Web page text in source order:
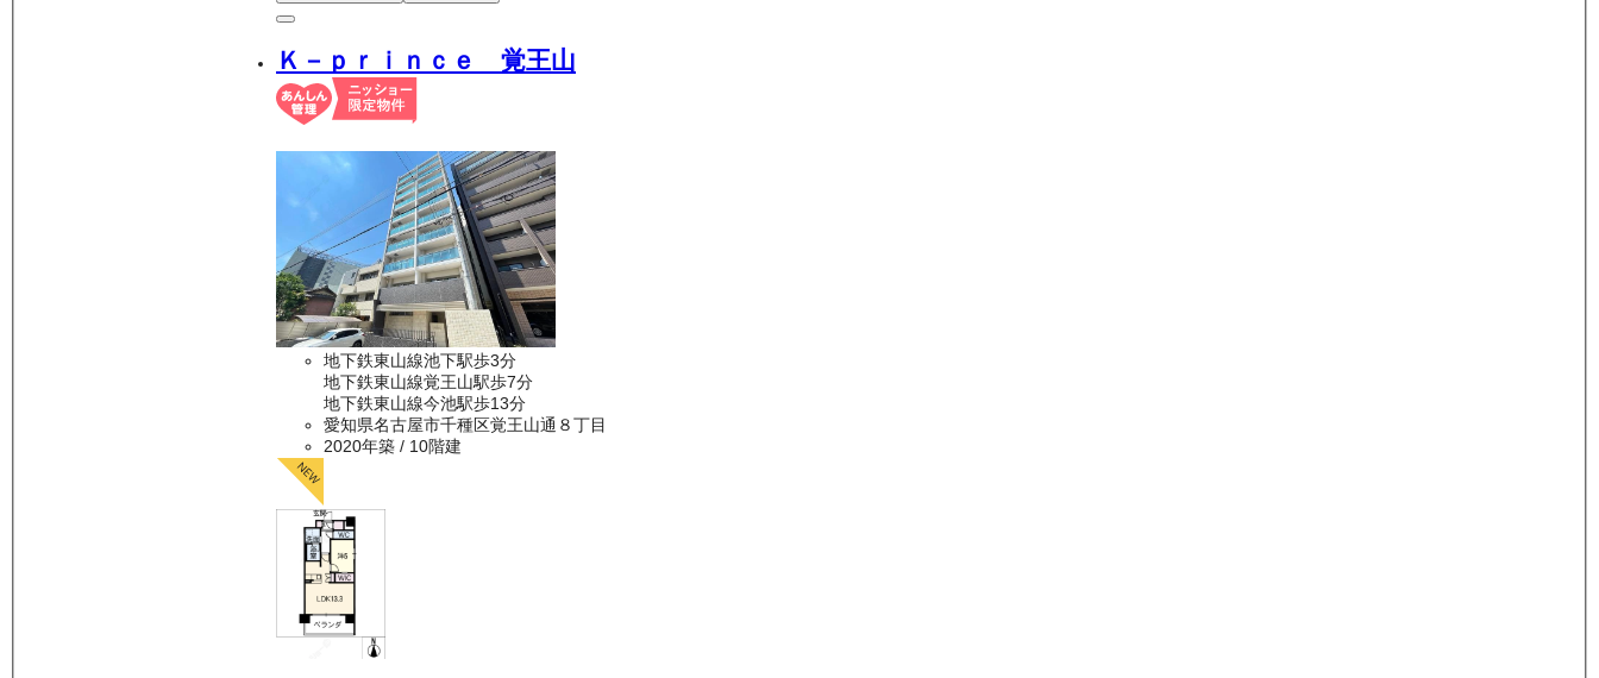
Ｋ－ｐｒｉｎｃｅ 覚王山
地下鉄東山線池下駅歩3分
地下鉄東山線覚王山駅歩7分
地下鉄東山線今池駅歩13分
愛知県名古屋市千種区覚王山通８丁目
2020年築 / 10階建